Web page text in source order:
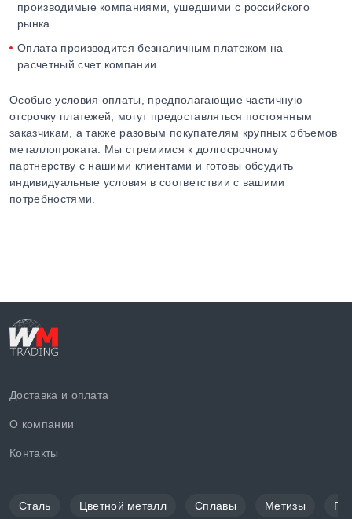
производимые компаниями, ушедшими с российского
рынка.
Оплата производится безналичным платежом на
расчетный счет компании.
Особые условия оплаты, предполагающие частичную
отсрочку платежей, могут предоставляться постоянным
заказчикам, а также разовым покупателям крупных объемов
металлопроката. Мы стремимся к долгосрочному
партнерству с нашими клиентами и готовы обсудить
индивидуальные условия в соответствии с вашими
потребностями.
Доставка и оплата
О компании
Контакты
Сталь Цветной металл Сплавы Метизы